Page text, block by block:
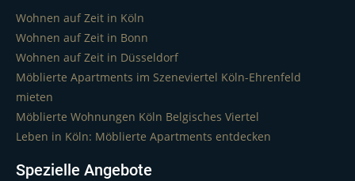
Wohnen auf Zeit in Köln
Wohnen auf Zeit in Bonn
Wohnen auf Zeit in Düsseldorf
Möblierte Apartments im Szeneviertel Köln-Ehrenfeld
mieten
Möblierte Wohnungen Köln Belgisches Viertel
Leben in Köln: Möblierte Apartments entdecken
Spezielle Angebote